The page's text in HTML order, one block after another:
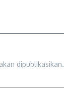
dipublikasikan.